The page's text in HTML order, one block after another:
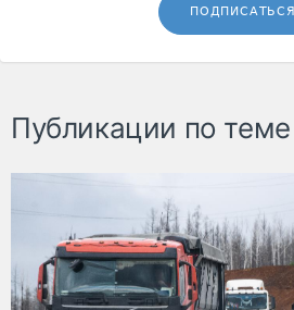
ПОДПИСАТЬСЯ
Публикации по теме